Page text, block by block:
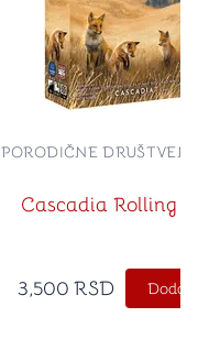
Cascadia Rolling
PORODIČNE
3,500 RSD